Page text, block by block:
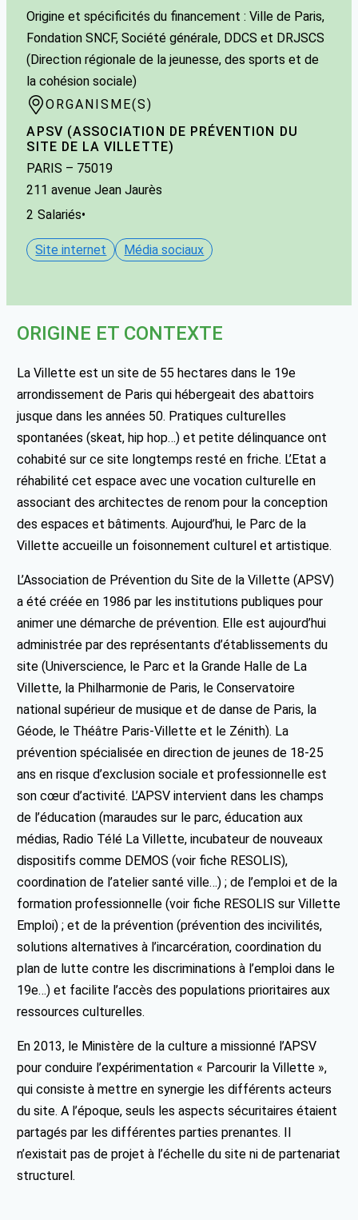
Origine et spécificités du financement : Ville de Paris,
Fondation SNCF, Société générale, DDCS et DRJSCS
(Direction régionale de la jeunesse, des sports et de
la cohésion sociale)
ORGANISME(S)
APSV (ASSOCIATION DE PRÉVENTION DU
SITE DE LA VILLETTE)
PARIS – 75019
211 avenue Jean Jaurès
2 Salariés•
Site internet Média sociaux
ORIGINE ET CONTEXTE
La Villette est un site de 55 hectares dans le 19e
arrondissement de Paris qui hébergeait des abattoirs
jusque dans les années 50. Pratiques culturelles
spontanées (skeat, hip hop…) et petite délinquance ont
cohabité sur ce site longtemps resté en friche. L’Etat a
réhabilité cet espace avec une vocation culturelle en
associant des architectes de renom pour la conception
des espaces et bâtiments. Aujourd’hui, le Parc de la
Villette accueille un foisonnement culturel et artistique.
L’Association de Prévention du Site de la Villette (APSV)
a été créée en 1986 par les institutions publiques pour
animer une démarche de prévention. Elle est aujourd’hui
administrée par des représentants d’établissements du
site (Universcience, le Parc et la Grande Halle de La
Villette, la Philharmonie de Paris, le Conservatoire
national supérieur de musique et de danse de Paris, la
Géode, le Théâtre Paris-Villette et le Zénith). La
prévention spécialisée en direction de jeunes de 18-25
ans en risque d’exclusion sociale et professionnelle est
son cœur d’activité. L’APSV intervient dans les champs
de l’éducation (maraudes sur le parc, éducation aux
médias, Radio Télé La Villette, incubateur de nouveaux
dispositifs comme DEMOS (voir fiche RESOLIS),
coordination de l’atelier santé ville…) ; de l’emploi et de la
formation professionnelle (voir fiche RESOLIS sur Villette
Emploi) ; et de la prévention (prévention des incivilités,
solutions alternatives à l’incarcération, coordination du
plan de lutte contre les discriminations à l’emploi dans le
19e…) et facilite l’accès des populations prioritaires aux
ressources culturelles.
En 2013, le Ministère de la culture a missionné l’APSV
pour conduire l’expérimentation « Parcourir la Villette »,
qui consiste à mettre en synergie les différents acteurs
du site. A l’époque, seuls les aspects sécuritaires étaient
partagés par les différentes parties prenantes. Il
n’existait pas de projet à l’échelle du site ni de partenariat
structurel.